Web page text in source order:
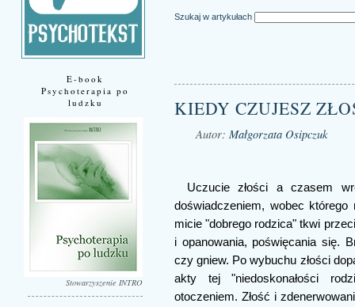
E-book
Psychoterapia po
ludzku
Stowarzyszenie INTRO
Szukaj w artykułach
KIEDY CZUJESZ
Autor: Małgorzata Osipczuk
Uczucie złości a czasem
doświadczeniem, wobec
micie "dobrego rodzica" tkwi
i opanowania, poświęcania się.
czy gniew. Po wybuchu złości
akty tej "niedoskonałości
otoczeniem. Złość i